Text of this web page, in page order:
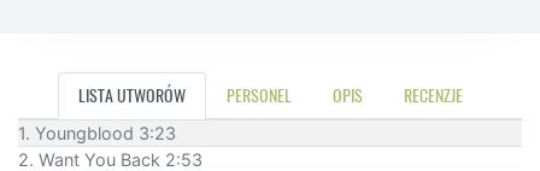
LISTA UTWORÓW PERSONEL OPIS RECENZJE
1. Youngblood 3:23
2. Want You Back 2:53